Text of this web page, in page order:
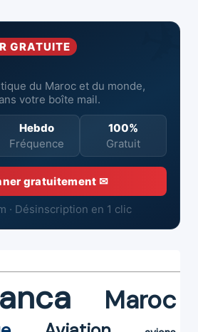
l’Aéroport
Mohammed V
GRATUITE
du Maroc et du monde,
votre boîte mail.
Hebdo
Fréquence
100%
Gratuit
gratuitement ✉
· Désinscription en 1 clic
Maroc